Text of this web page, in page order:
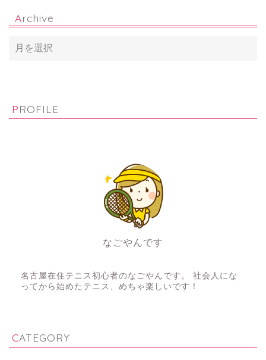
Archive
PROFILE
なごやんです
名古屋在住テニス初心者のなごやんです。 社会人にな
ってから始めたテニス、めちゃ楽しいです！
CATEGORY